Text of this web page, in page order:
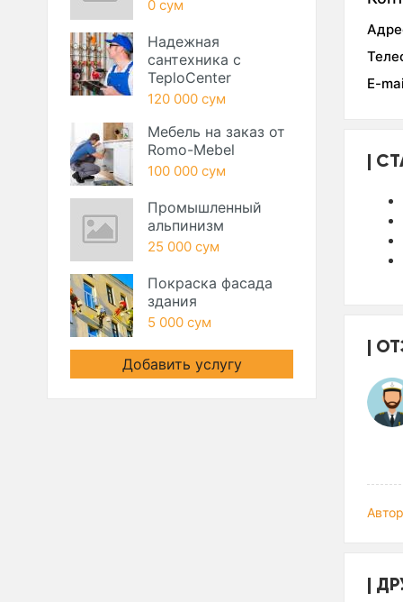
E-
0 сум
Надежная
сантехника с
TeploCenter
120 000 сум
Мебель на заказ от
Romo-Mebel
100 000 сум
Промышленный
альпинизм
25 000 сум
Покраска фасада
здания
5 000 сум
Добавить услугу